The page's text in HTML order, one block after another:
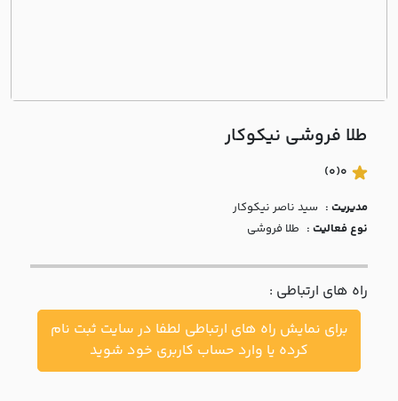
درباره
با ما
مقالات
اخبار
پرسش
متداول
خواست
طلا فروشی نيکوکار
0
(0)
مدیریت : سيد ناصر نيکوکار
نوع فعالیت : طلا فروشی
راه های ارتباطی :
برای نمایش راه های ارتباطی لطفا در سایت ثبت نام
کرده یا وارد حساب کاربری خود شوید